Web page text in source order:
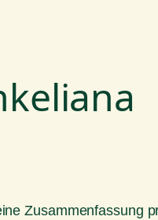
Zusammenfassung